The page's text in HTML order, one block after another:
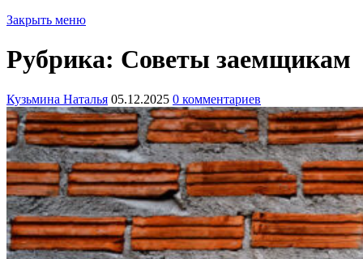
Закрыть меню
Рубрика: Советы заемщикам
Кузьмина Наталья 05.12.2025 0 комментариев